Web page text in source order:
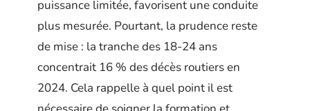
puissance limitée, favorisent une conduite
plus mesurée. Pourtant, la prudence reste
de mise : la tranche des 18-24 ans
concentrait 16 % des décès routiers en
2024. Cela rappelle à quel point il est